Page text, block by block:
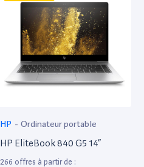
HP - Ordinateur portable
HP EliteBook 840 G5 14”
266 offres à partir de :